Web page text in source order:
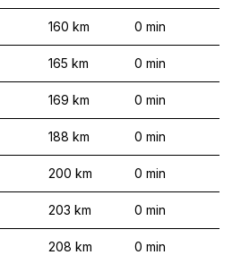
160 km 0 min
165 km 0 min
169 km 0 min
188 km 0 min
200 km 0 min
203 km 0 min
208 km 0 min